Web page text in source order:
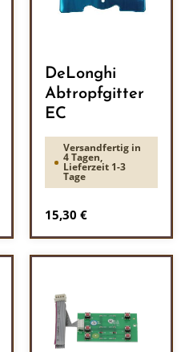
DeLonghi
Abtropfgitter
EC
Versandfertig in
4 Tagen,
Lieferzeit 1-3
Tage
Regulärer Preis:
15,30 €